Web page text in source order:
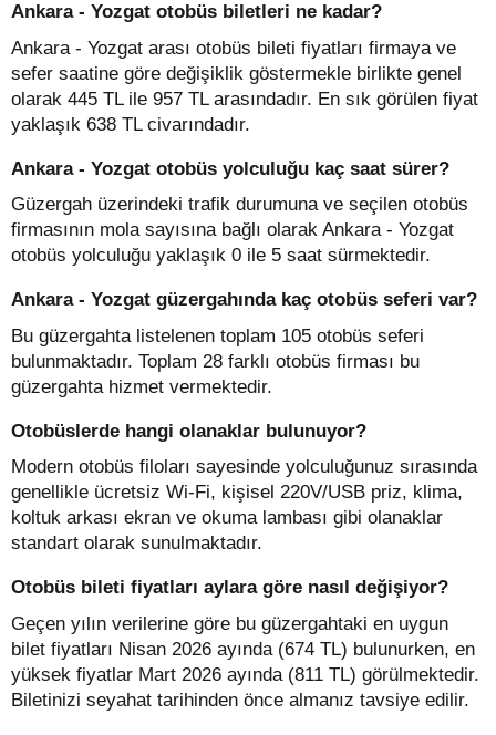
Ankara - Yozgat otobüs biletleri ne kadar?
Ankara - Yozgat arası otobüs bileti fiyatları firmaya ve
sefer saatine göre değişiklik göstermekle birlikte genel
olarak 445 TL ile 957 TL arasındadır. En sık görülen fiyat
yaklaşık 638 TL civarındadır.
Ankara - Yozgat otobüs yolculuğu kaç saat sürer?
Güzergah üzerindeki trafik durumuna ve seçilen otobüs
firmasının mola sayısına bağlı olarak Ankara - Yozgat
otobüs yolculuğu yaklaşık 0 ile 5 saat sürmektedir.
Ankara - Yozgat güzergahında kaç otobüs seferi var?
Bu güzergahta listelenen toplam 105 otobüs seferi
bulunmaktadır. Toplam 28 farklı otobüs firması bu
güzergahta hizmet vermektedir.
Otobüslerde hangi olanaklar bulunuyor?
Modern otobüs filoları sayesinde yolculuğunuz sırasında
genellikle ücretsiz Wi-Fi, kişisel 220V/USB priz, klima,
koltuk arkası ekran ve okuma lambası gibi olanaklar
standart olarak sunulmaktadır.
Otobüs bileti fiyatları aylara göre nasıl değişiyor?
Geçen yılın verilerine göre bu güzergahtaki en uygun
bilet fiyatları Nisan 2026 ayında (674 TL) bulunurken, en
yüksek fiyatlar Mart 2026 ayında (811 TL) görülmektedir.
Biletinizi seyahat tarihinden önce almanız tavsiye edilir.